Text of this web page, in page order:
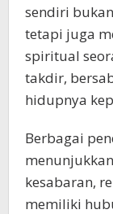
sendiri
tetapi juga
spiritual
takdir,
hidupnya
Berbagai
kesabaran,
memiliki